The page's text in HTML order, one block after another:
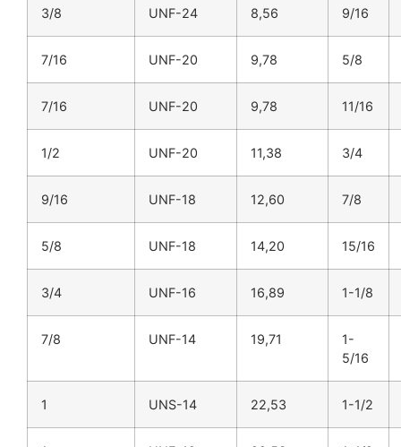
3/8 UNF-24 8,56 9/16
7/16 UNF-20 9,78 5/8
7/16 UNF-20 9,78 11/16
1/2 UNF-20 11,38 3/4
9/16 UNF-18 12,60 7/8
5/8 UNF-18 14,20 15/16
3/4 UNF-16 16,89 1-1/8
7/8 UNF-14 19,71
1-
5/16
1 UNS-14 22,53 1-1/2